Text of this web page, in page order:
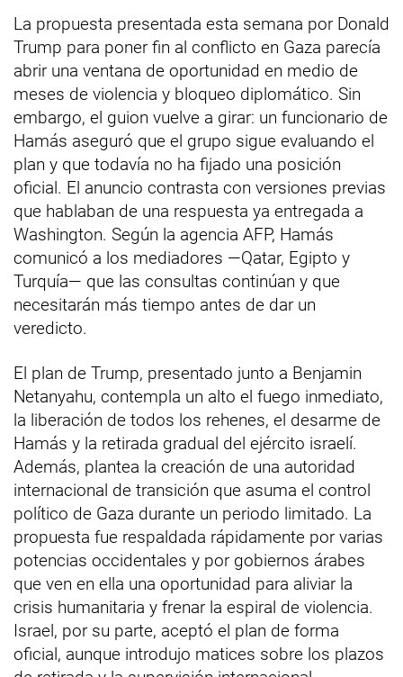
La propuesta presentada esta semana por Donald
Trump para poner fin al conflicto en Gaza parecía
abrir una ventana de oportunidad en medio de
meses de violencia y bloqueo diplomático. Sin
embargo, el guion vuelve a girar: un funcionario de
Hamás aseguró que el grupo sigue evaluando el
plan y que todavía no ha fijado una posición
oficial. El anuncio contrasta con versiones previas
que hablaban de una respuesta ya entregada a
Washington. Según la agencia AFP, Hamás
comunicó a los mediadores —Qatar, Egipto y
Turquía— que las consultas continúan y que
necesitarán más tiempo antes de dar un
veredicto.
El plan de Trump, presentado junto a Benjamin
Netanyahu, contempla un alto el fuego inmediato,
la liberación de todos los rehenes, el desarme de
Hamás y la retirada gradual del ejército israelí.
Además, plantea la creación de una autoridad
internacional de transición que asuma el control
político de Gaza durante un periodo limitado. La
propuesta fue respaldada rápidamente por varias
potencias occidentales y por gobiernos árabes
que ven en ella una oportunidad para aliviar la
crisis humanitaria y frenar la espiral de violencia.
Israel, por su parte, aceptó el plan de forma
oficial, aunque introdujo matices sobre los plazos